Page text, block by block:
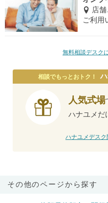
店
ご利用
無料相談デスク
相談でもっとおトク！
人気式場
ハナユメだ
ハナユメデスク
その他のページから探す